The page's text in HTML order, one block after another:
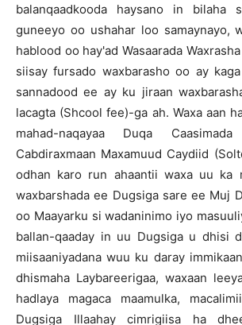
balanqaadkooda haysano in bilaha
guneeyo oo ushahar loo samaynayo,
hablood oo hay'ad Wasaarada
siisay fursado waxbarasho oo ay
sannadood ee ay ku jiraan
lacagta (Shcool fee)-ga ah. Waxa aan
mahad-naqayaa Duqa
Cabdiraxmaan Maxamuud Caydiid
odhan karo run ahaantii waxa uu ka
waxbarshada ee Dugsiga sare ee Muj
oo Maayarku si wadaninimo iyo
ballan-qaaday in uu Dugsiga u dhisi
miisaaniyadana wuu ku daray
dhismaha Laybareerigaa, waxaan
hadlaya magaca maamulka,
Dugsiga Illaahay cimrigiisa ha